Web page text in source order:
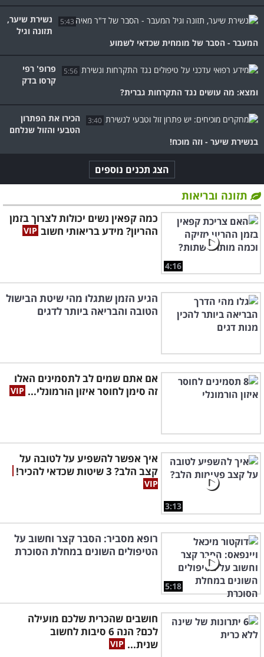
5:43
נשירת שיער,
תזונה וגיל
המעבר - הסבר של מומחית שכדאי לשמוע
5:56
פרופ' רפי
קרסו בדק
ומצא: מה עושים נגד התקרחות גברית?
3:40
הכירו את הפתרון
הטבעי והזול שנלחם
בנשירת שיער - וזה מוכח!
הצג תכנים נוספים
תזונה ובריאות
4:16
כמה קפאין נשים יכולות לצרוך בזמן
ההריון? מידע בריאותי חשוב
הגיע הזמן שתגלו מהי שיטת הבישול
הטובה והבריאה ביותר לדגים
אם אתם שמים לב לתסמינים האלו
זה סימן לחוסר איזון הורמונלי...
3:13
איך אפשר להשפיע על לטובה על
קצב הלב? 3 שיטות שכדאי להכיר!
5:18
רופא מסביר: הסבר קצר וחשוב על
הטיפולים השונים במחלת הסוכרת
חושבים שהכרית שלכם מועילה
לכם? הנה 6 סיבות לחשוב
שנית...